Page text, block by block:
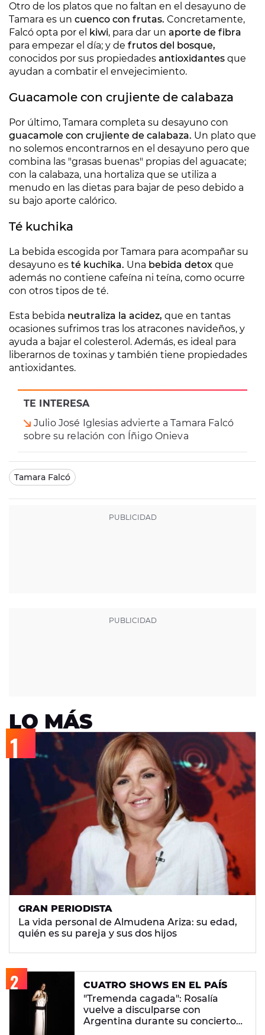
TE INTERESA
Julio José Iglesias advierte a Tamara Falcó
sobre su relación con Íñigo Onieva
Otro de los platos que no faltan en el desayuno de
Tamara es un cuenco con frutas. Concretamente,
Falcó opta por el kiwi, para dar un aporte de fibra
para empezar el día; y de frutos del bosque,
conocidos por sus propiedades antioxidantes que
ayudan a combatir el envejecimiento.
Guacamole con crujiente de calabaza
Por último, Tamara completa su desayuno con
guacamole con crujiente de calabaza. Un plato que
no solemos encontrarnos en el desayuno pero que
combina las "grasas buenas" propias del aguacate;
con la calabaza, una hortaliza que se utiliza a
menudo en las dietas para bajar de peso debido a
su bajo aporte calórico.
Té kuchika
La bebida escogida por Tamara para acompañar su
desayuno es té kuchika. Una bebida detox que
además no contiene cafeína ni teína, como ocurre
con otros tipos de té.
Esta bebida neutraliza la acidez, que en tantas
ocasiones sufrimos tras los atracones navideños, y
ayuda a bajar el colesterol. Además, es ideal para
liberarnos de toxinas y también tiene propiedades
antioxidantes.
Tamara Falcó
LO MÁS
GRAN PERIODISTA
La vida personal de Almudena Ariza: su edad,
quién es su pareja y sus dos hijos
CUATRO SHOWS EN EL PAÍS
"Tremenda cagada": Rosalía
vuelve a disculparse con
Argentina durante su concierto